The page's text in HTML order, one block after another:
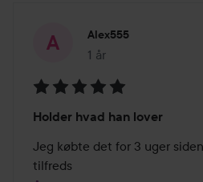
Alex555
1 år
Posten blev oprettet
5
ud
af
Holder hvad han lover
Jeg købte det for 3 uger
tilfreds